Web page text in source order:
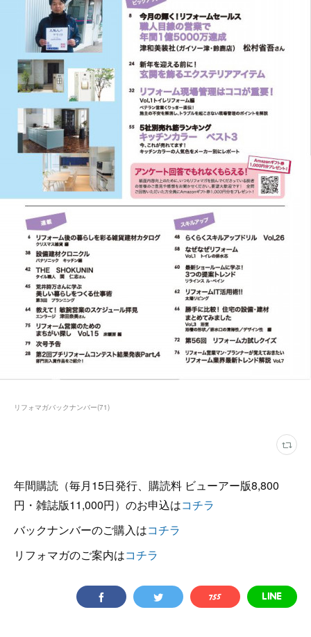
リフォマガバックナンバー(71)
年間購読（毎月15日発行、購読料 ビューアー版8,800
円・雑誌版11,000円）のお申込はコチラ
バックナンバーのご購入はコチラ
リフォマガのご案内はコチラ